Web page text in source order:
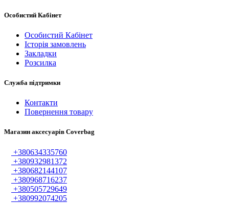
Особистий Кабінет
Особистий Кабінет
Історія замовлень
Закладки
Розсилка
Служба підтримки
Контакти
Повернення товару
Магазин аксесуарів Coverbag
+380634335760
+380932981372
+380682144107
+380968716237
+380505729649
+380992074205